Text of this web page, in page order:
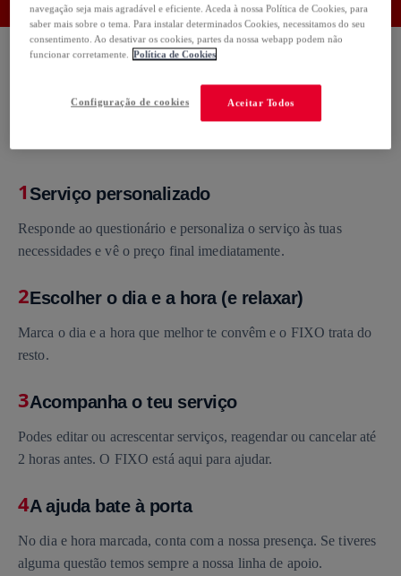
Como funciona
1Serviço personalizado
Responde ao questionário e personaliza o serviço às tuas
necessidades e vê o preço final imediatamente.
2Escolher o dia e a hora (e relaxar)
Marca o dia e a hora que melhor te convêm e o FIXO trata do
resto.
3Acompanha o teu serviço
Podes editar ou acrescentar serviços, reagendar ou cancelar até
2 horas antes. O FIXO está aqui para ajudar.
4A ajuda bate à porta
No dia e hora marcada, conta com a nossa presença. Se tiveres
alguma questão temos sempre a nossa linha de apoio.
navegação seja mais agradável e eficiente. Aceda à nossa Política de Cookies, para
saber mais sobre o tema. Para instalar determinados Cookies, necessitamos do seu
consentimento. Ao desativar os cookies, partes da nossa webapp podem não
funcionar corretamente. Política de Cookies
Aceitar Todos
Configuração de cookies